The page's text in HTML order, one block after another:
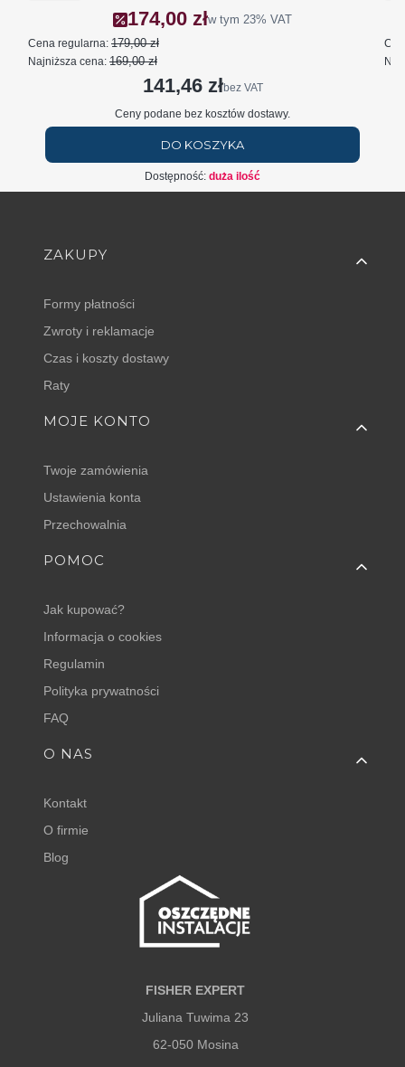
Cena promocyjna brutto
174,00 złw tym 23% VAT
Cena regularna: 179,00 zł
Najniższa cena: 169,00 zł
Cena netto
141,46 złbez VAT
Ceny podane bez kosztów dostawy.
DO KOSZYKA
Dostępność: duża ilość
Linki w stopce
ZAKUPY
Formy płatności
Zwroty i reklamacje
Czas i koszty dostawy
Raty
MOJE KONTO
Twoje zamówienia
Ustawienia konta
Przechowalnia
POMOC
Jak kupować?
Informacja o cookies
Regulamin
Polityka prywatności
FAQ
O NAS
Kontakt
O firmie
Blog
FISHER EXPERT
Juliana Tuwima 23
62-050 Mosina